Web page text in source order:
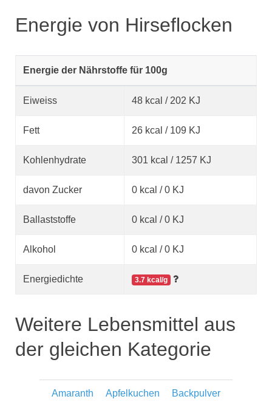
Energie von Hirseflocken
Energie der Nährstoffe für 100g
Eiweiss 48 kcal / 202 KJ
Fett 26 kcal / 109 KJ
Kohlenhydrate 301 kcal / 1257 KJ
davon Zucker 0 kcal / 0 KJ
Ballaststoffe 0 kcal / 0 KJ
Alkohol 0 kcal / 0 KJ
Energiedichte 3.7 kcal/g
Weitere Lebensmittel aus
der gleichen Kategorie
Amaranth Apfelkuchen
Backpulver